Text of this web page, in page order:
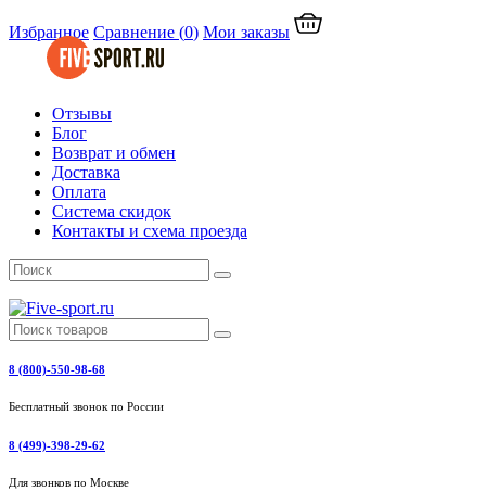
Избранное Сравнение (0) Мои заказы
Отзывы
Блог
Возврат и обмен
Доставка
Оплата
Система скидок
Контакты и схема проезда
8 (800)-550-98-68
Бесплатный звонок по России
8 (499)-398-29-62
Для звонков по Москве